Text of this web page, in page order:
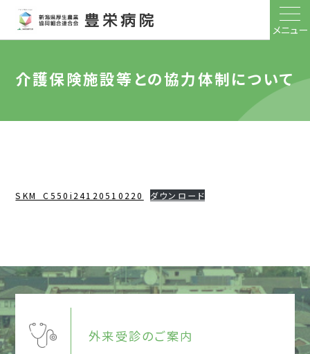
メニュー
介護保険施設等との協力体制について
SKM_C550i24120510220 ダウンロード
外来受診のご案内